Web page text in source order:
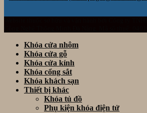
Khóa cửa nhôm
Khóa cửa gỗ
Khóa cửa kính
Khóa cổng sắt
Khóa khách sạn
Thiết bị khác
Khóa tủ đồ
Phụ kiện khóa điện tử